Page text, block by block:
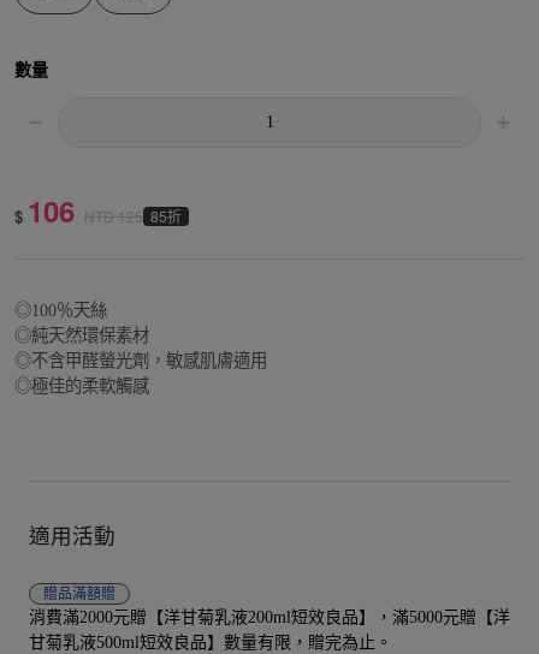
數量
$ 106 NTD125 85折
◎100％天絲
◎純天然環保素材
◎不含甲醛螢光劑，敏感肌膚適用
◎極佳的柔軟觸感
適用活動
贈品滿額贈
消費滿2000元贈【洋甘菊乳液200ml短效良品】，滿5000元贈【洋
甘菊乳液500ml短效良品】數量有限，贈完為止。